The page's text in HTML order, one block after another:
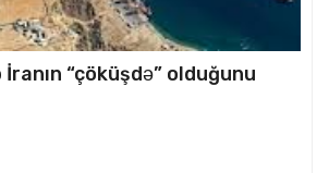
“çöküşdə” olduğunu